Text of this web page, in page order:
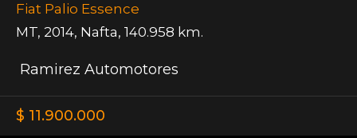
Fiat Palio Essence
MT, 2014, Nafta, 140.958 km.
Ramirez Automotores
$ 11.900.000